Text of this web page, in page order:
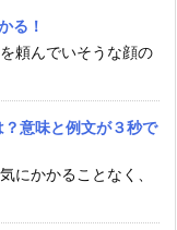
る！
頼んでいそうな顔の
？意味と例文が３秒で
にかかることなく、